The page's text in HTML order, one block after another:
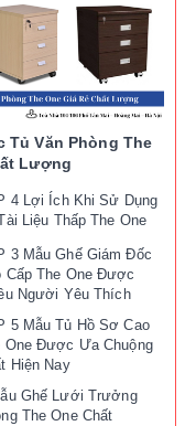
Tủ Văn Phòng The
Lượng
4 Lợi Ích Khi Sử Dụng
Liệu Thấp The One
3 Mẫu Ghế Giám Đốc
Cấp The One Được
Người Yêu Thích
5 Mẫu Tủ Hồ Sơ Cao
One Được Ưa Chuộng
Hiện Nay
Ghế Lưới Trưởng
The One Chất